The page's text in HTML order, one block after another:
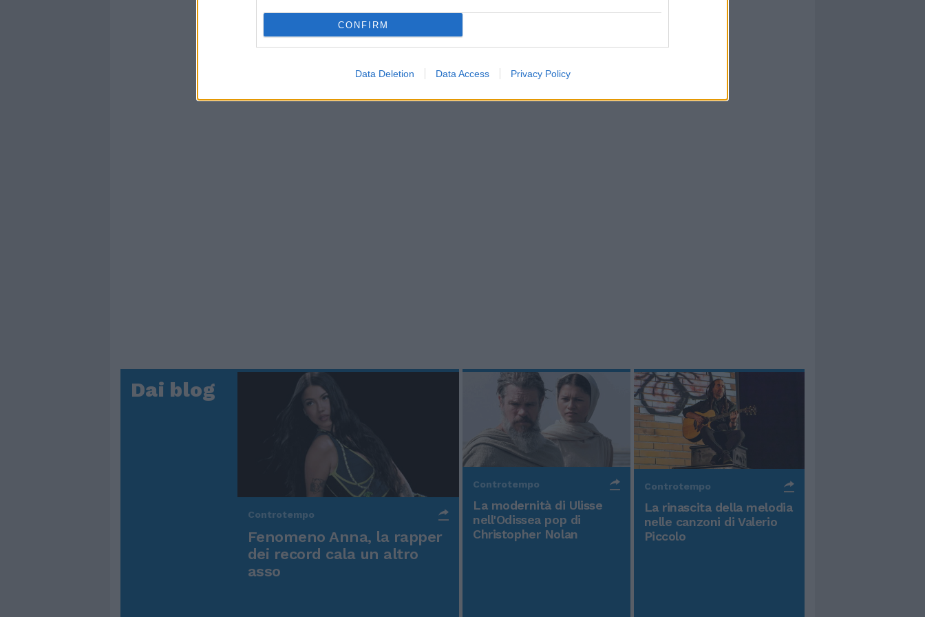
CONFIRM
Data Deletion Data Access Privacy Policy
Dai blog
Controtempo
Fenomeno Anna, la rapper
dei record cala un altro
asso
Controtempo
La modernità di Ulisse
nell'Odissea pop di
Christopher Nolan
Controtempo
La rinascita della melodia
nelle canzoni di Valerio
Piccolo